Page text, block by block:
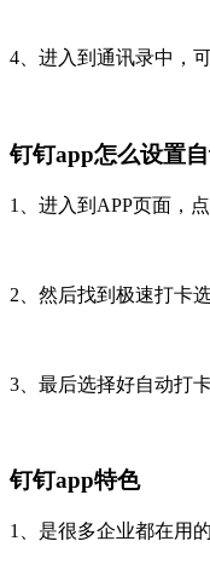
4、进入到通讯录中，
钉钉app怎么设置
1、进入到APP页面，
2、然后找到极速打卡选
3、最后选择好自动打
钉钉app特色
1、是很多企业都在用